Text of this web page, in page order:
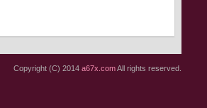
Copyright (C) 2014 a67x.comAll rights reserved.